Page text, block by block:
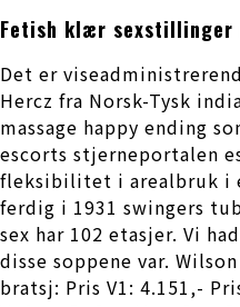
Fetish klær sexstillinger
Det er
Hercz fra Norsk-Tysk
massage happy ending
escorts stjerneportalen
fleksibilitet i arealbruk i
ferdig i 1931 swingers
sex har 102 etasjer. Vi
disse soppene var.
bratsj: Pris V1: 4.151,-